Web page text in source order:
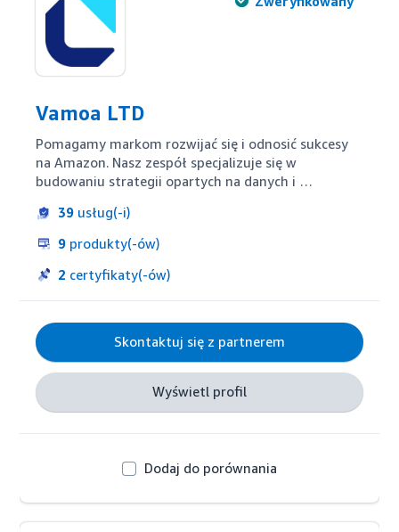
Vamoa LTD
Pomagamy markom rozwijać się i odnosić sukcesy
na Amazon. Nasz zespół specjalizuje się w
budowaniu strategii opartych na danych i
dostosowanych do Twoich celów – gdziekolwiek na
świecie się znajdujesz. Od wprowadzenia nowych
produktów po skalowanie istniejących
przedsiębiorstw – skupiamy się na osiąganiu
klientami na rynkach globalnych.
39 usług(-i)
9 produkty(-ów)
2 certyfikaty(-ów)
Skontaktuj się z partnerem
Wyświetl profil
Dodaj do porównania